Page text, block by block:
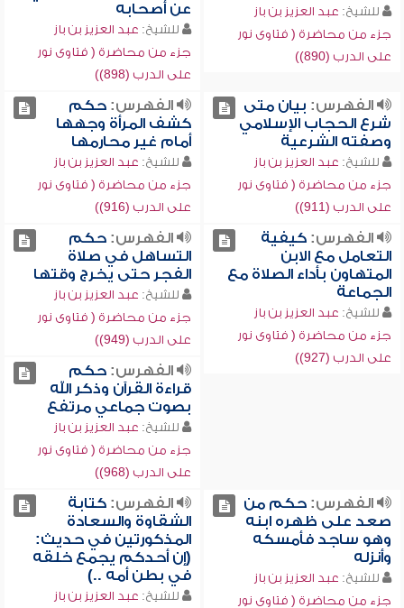
للشيخ: عبد العزيز بن باز
جزء من محاضرة ( فتاوى نور
على الدرب (890))
عن أصحابه
للشيخ: عبد العزيز بن باز
جزء من محاضرة ( فتاوى نور
على الدرب (898))
الفهرس: بيان متى
شرع الحجاب الإسلامي
وصفته الشرعية
للشيخ: عبد العزيز بن باز
جزء من محاضرة ( فتاوى نور
على الدرب (911))
الفهرس:حكم
كشف المرأة وجهها
أمام غير محارمها
للشيخ: عبد العزيز بن باز
جزء من محاضرة ( فتاوى نور
على الدرب (916))
الفهرس:كيفية
التعامل مع الابن
المتهاون بأداء الصلاة مع
الجماعة
للشيخ: عبد العزيز بن باز
جزء من محاضرة ( فتاوى نور
على الدرب (927))
الفهرس:حكم
التساهل في صلاة
الفجر حتى يخرج وقتها
للشيخ: عبد العزيز بن باز
جزء من محاضرة ( فتاوى نور
على الدرب (949))
الفهرس:حكم
قراءة القرآن وذكر الله
بصوت جماعي مرتفع
للشيخ: عبد العزيز بن باز
جزء من محاضرة ( فتاوى نور
على الدرب (968))
الفهرس:حكم من
صعد على ظهره ابنه
وهو ساجد فأمسكه
وأنزله
للشيخ: عبد العزيز بن باز
جزء من محاضرة ( فتاوى نور
الفهرس:كتابة
الشقاوة والسعادة
المذكورتين في حديث:
(إن أحدكم يجمع خلقه
في بطن أمه ..)
للشيخ: عبد العزيز بن باز